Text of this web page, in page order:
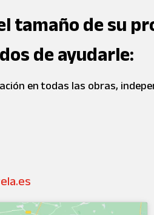
tamaño de su
de ayudarle:
en todas las obras,